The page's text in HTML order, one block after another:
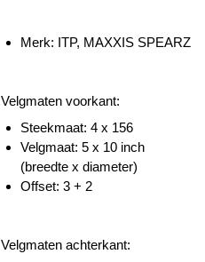
Merk: ITP, MAXXIS SPEARZ
Velgmaten voorkant:
Steekmaat: 4 x 156
Velgmaat: 5 x 10 inch
(breedte x diameter)
Offset: 3 + 2
Velgmaten achterkant: